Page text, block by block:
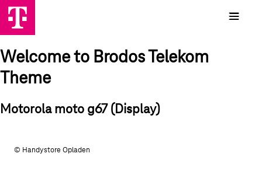
Welcome to Brodos Telekom
Theme
Motorola moto g67 (Display)
© Handystore Opladen